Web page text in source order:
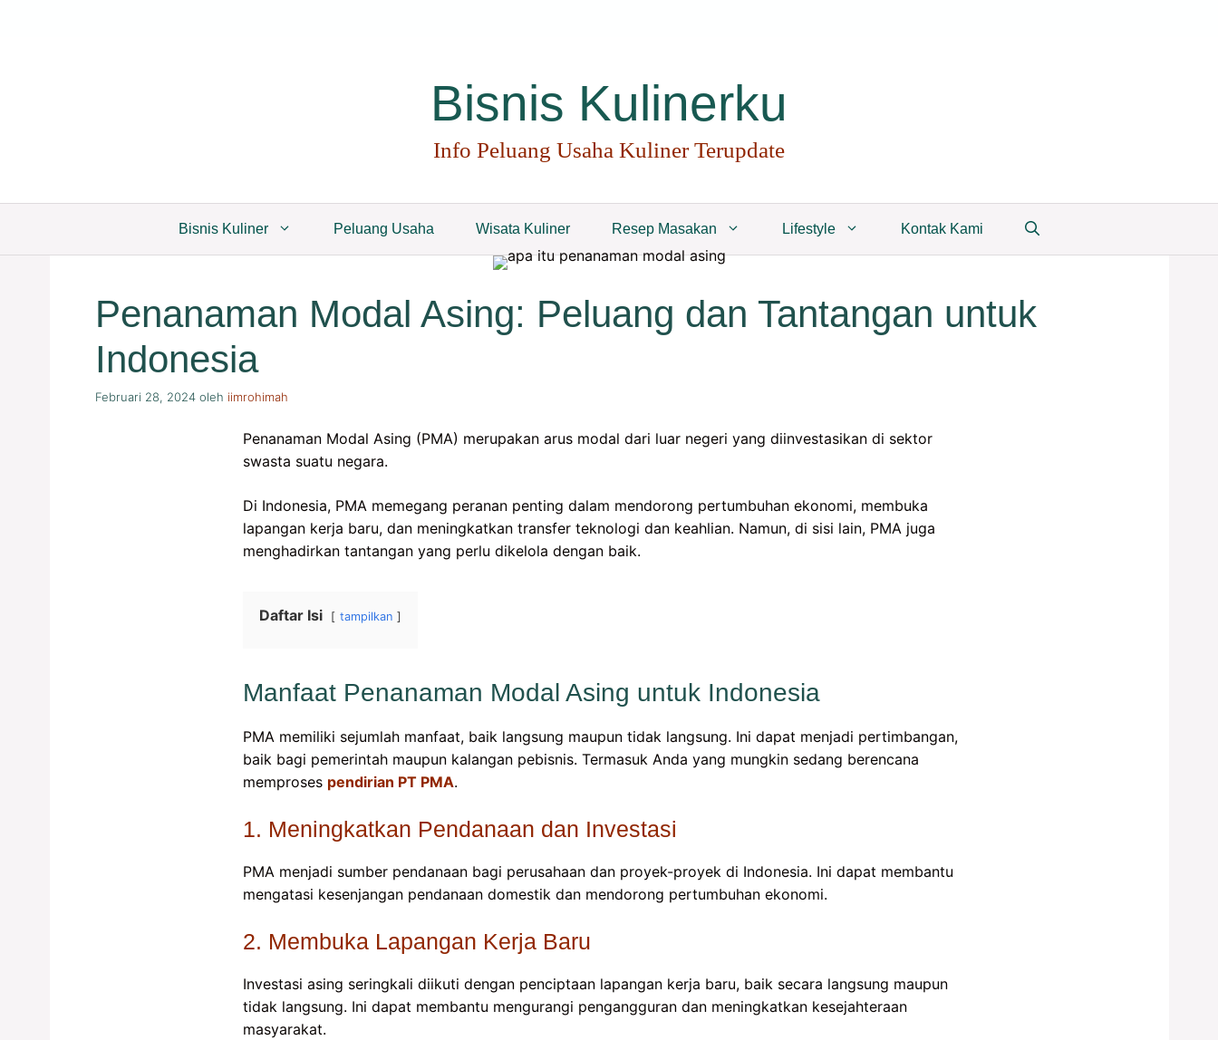
Bisnis Kulinerku
Info Peluang Usaha Kuliner Terupdate
Bisnis Kuliner Peluang Usaha Wisata Kuliner Resep Masakan Lifestyle Kontak Kami
Penanaman Modal Asing: Peluang dan Tantangan untuk
Indonesia
Februari 28, 2024 oleh iimrohimah
Penanaman Modal Asing (PMA) merupakan arus modal dari luar negeri yang diinvestasikan di sektor
swasta suatu negara.
Di Indonesia, PMA memegang peranan penting dalam mendorong pertumbuhan ekonomi, membuka
lapangan kerja baru, dan meningkatkan transfer teknologi dan keahlian. Namun, di sisi lain, PMA juga
menghadirkan tantangan yang perlu dikelola dengan baik.
Daftar Isi tampilkan
Manfaat Penanaman Modal Asing untuk Indonesia
PMA memiliki sejumlah manfaat, baik langsung maupun tidak langsung. Ini dapat menjadi pertimbangan,
baik bagi pemerintah maupun kalangan pebisnis. Termasuk Anda yang mungkin sedang berencana
memproses pendirian PT PMA.
1. Meningkatkan Pendanaan dan Investasi
PMA menjadi sumber pendanaan bagi perusahaan dan proyek-proyek di Indonesia. Ini dapat membantu
mengatasi kesenjangan pendanaan domestik dan mendorong pertumbuhan ekonomi.
2. Membuka Lapangan Kerja Baru
Investasi asing seringkali diikuti dengan penciptaan lapangan kerja baru, baik secara langsung maupun
tidak langsung. Ini dapat membantu mengurangi pengangguran dan meningkatkan kesejahteraan
masyarakat.